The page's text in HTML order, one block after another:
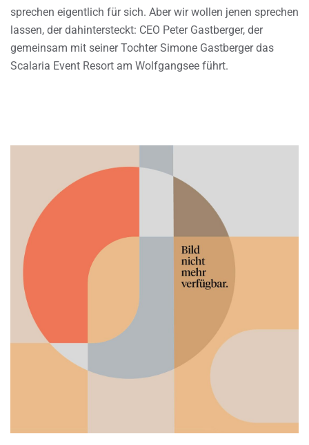
sprechen eigentlich für sich. Aber wir wollen jenen sprechen
lassen, der dahintersteckt: CEO Peter Gastberger, der
gemeinsam mit seiner Tochter Simone Gastberger das
Scalaria Event Resort am Wolfgangsee führt.